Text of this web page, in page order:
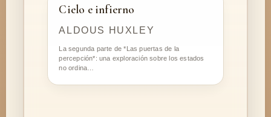
Cielo e infierno
ALDOUS HUXLEY
La segunda parte de *Las puertas de la
percepción*: una exploración sobre los estados
no ordina…